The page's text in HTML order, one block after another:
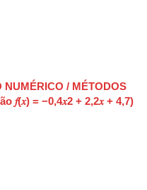
/ MÉTODOS
𝑓(𝑥) = −0,4𝑥2 + 2,2𝑥 + 4,7)